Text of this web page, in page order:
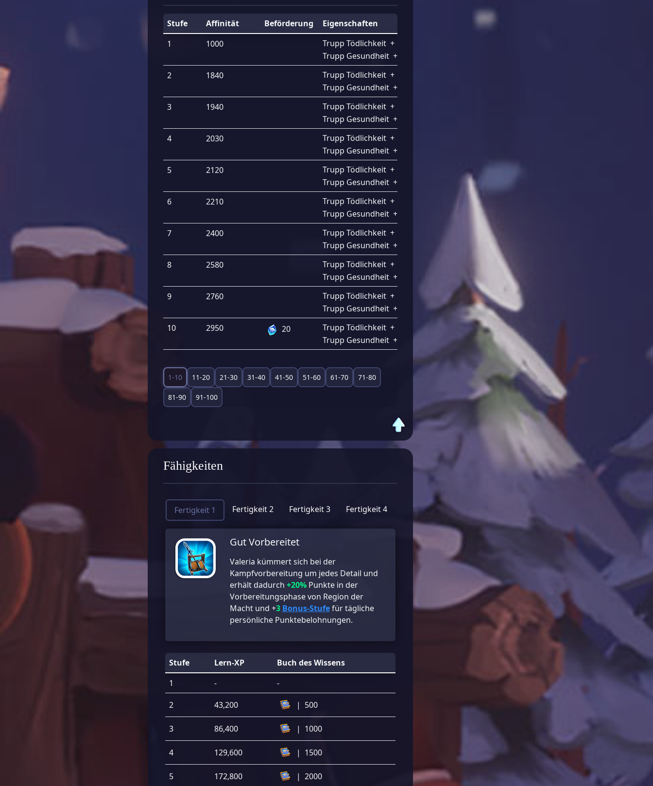
Stufe Affinität Beförderung
Eigenschaften
1
1000 Trupp Tödlichkeit +
Trupp Gesundheit +
2
1840 Trupp Tödlichkeit +
Trupp Gesundheit +
3
1940 Trupp Tödlichkeit +
Trupp Gesundheit +
4
2030 Trupp Tödlichkeit +
Trupp Gesundheit +
5
2120 Trupp Tödlichkeit +
Trupp Gesundheit +
6
2210 Trupp Tödlichkeit +
Trupp Gesundheit +
7
2400 Trupp Tödlichkeit +
Trupp Gesundheit +
8
2580 Trupp Tödlichkeit +
Trupp Gesundheit +
9
2760 Trupp Tödlichkeit +
Trupp Gesundheit +
10
2950 20 Trupp Tödlichkeit +
Trupp Gesundheit +
1-10 11-20 21-30 31-40 41-50 51-60 61-70 71-80
81-90 91-100
Fähigkeiten
Fertigkeit 1 Fertigkeit 2 Fertigkeit 3 Fertigkeit 4
Gut Vorbereitet
Valeria kümmert sich bei der
Kampfvorbereitung um jedes Detail und
erhält dadurch +20%Punkte in der
Vorbereitungsphase von Region der
Macht und +3 Bonus-Stufe für tägliche
persönliche Punktebelohnungen.
Stufe Lern-XP
Buch des Wissens
1
- -
2 43,200 | 500
3 86,400 | 1000
4 129,600 | 1500
5 172,800 | 2000